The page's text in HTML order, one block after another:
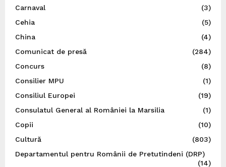
Carnaval
(3)
Cehia
(5)
China
(4)
Comunicat de presă
(284)
Concurs
(8)
Consilier MPU
(1)
Consiliul Europei
(19)
Consulatul General al României la Marsilia
(1)
Copii
(10)
Cultură
(803)
Departamentul pentru Românii de Pretutindeni (DRP)
(14)